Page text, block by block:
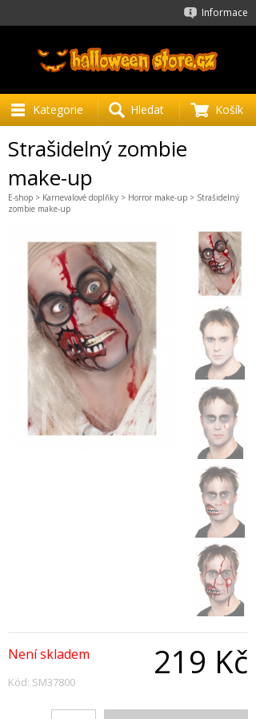
Informace
Kategorie Hledat Košík
Strašidelný zombie
make-up
E-shop > Karnevalové doplňky > Horror make-up > Strašidelný
zombie make-up
219 Kč
Není skladem
Kód: SM37800